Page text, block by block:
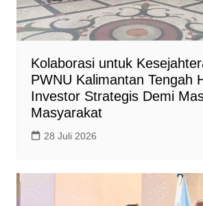
Kolaborasi untuk
PWNU Kalimantan Tengah
Investor Strategis Demi
Masyarakat
28 Juli 2026